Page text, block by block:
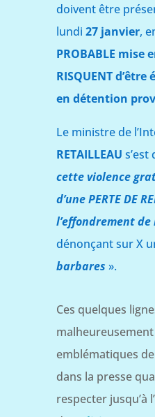
doivent être
lundi 27 janvier,
PROBABLE mise
RISQUENT
en détention
Le ministre de
RETAILLEAU s’est
cette violence
d’une PERTE DE
l’effondrement
dénonçant sur X
barbares ».
Ces quelques
emblématiques
dans la presse
respecter jusqu’à